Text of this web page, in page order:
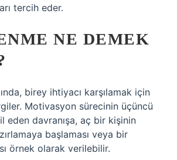
tercih eder.
NE DEMEK
birey ihtiyacı karşılamak için
Motivasyon sürecinin üçüncü
eden davranışa, aç bir kişinin
başlaması veya bir
örnek olarak verilebilir.